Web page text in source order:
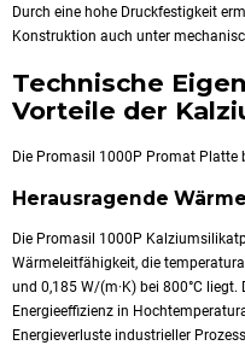
Durch eine hohe Druckfestigkeit
Konstruktion auch unter
Technische
Vorteile der
Die Promasil 1000P Promat Platte
Herausragende
Die Promasil 1000P
Wärmeleitfähigkeit, die
und 0,185 W/(m·K) bei 800°C
Energieeffizienz in
Energieverluste industrieller